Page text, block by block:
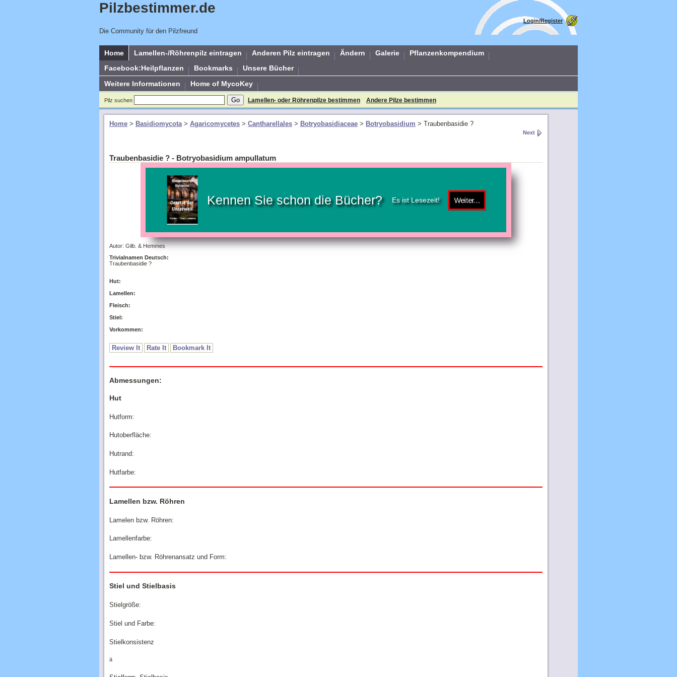
Login/Register
Pilzbestimmer.de
Die Community für den Pilzfreund
Home Lamellen-/Röhrenpilz eintragen Anderen Pilz eintragen Ändern Galerie
Pflanzenkompendium
Facebook:Heilpflanzen
Bookmarks
Unsere Bücher
Weitere Informationen
Home of MycoKey
Pilz suchen Lamellen- oder Röhrenpilze bestimmen Andere Pilze bestimmen
Home > Basidiomycota> Agaricomycetes > Cantharellales > Botryobasidiaceae > Botryobasidium > Traubenbasidie ?
Next
Traubenbasidie ? - Botryobasidium ampullatum
Kennen Sie schon die Bücher? Es ist Lesezeit!
Autor: Gilb. & Hemmes
Trivialnamen Deutsch:
Traubenbasidie ?
Hut:
Lamellen:
Fleisch:
Stiel:
Vorkommen:
Review It Rate It Bookmark It
Abmessungen:
Hut
Hutform:
Hutoberfläche:
Hutrand:
Hutfarbe:
Lamellen bzw. Röhren
Lamelen bzw. Röhren:
Lamellenfarbe:
Lamellen- bzw. Röhrenansatz und Form:
Stiel und Stielbasis
Stielgröße:
Stiel und Farbe:
Stielkonsistenz
ä